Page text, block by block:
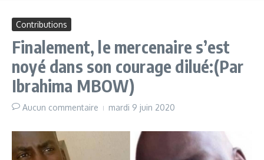
Contributions
Finalement, le mercenaire s’est
noyé dans son courage dilué:(Par
Ibrahima MBOW)
Aucun commentaire mardi 9 juin 2020